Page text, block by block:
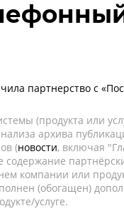
партнерство с
(продукта или
архива
(новости, включая
компании или
(обогащен)
услуге.